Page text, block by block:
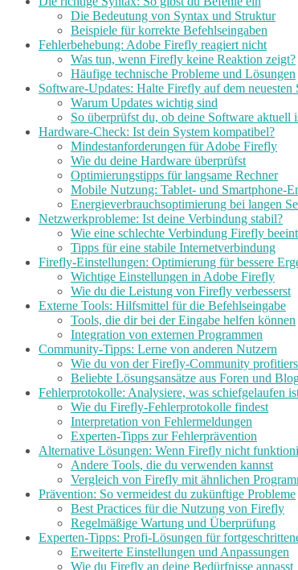
Die Bedeutung von Syntax und Struktur
Beispiele für korrekte Befehlseingaben
Fehlerbehebung: Adobe Firefly reagiert nicht
Was tun, wenn Firefly keine Reaktion zeigt?
Häufige technische Probleme und Lösungen
Software-Updates: Halte Firefly auf dem neuesten
Warum Updates wichtig sind
So überprüfst du, ob deine Software aktuell
Hardware-Check: Ist dein System kompatibel?
Mindestanforderungen für Adobe Firefly
Wie du deine Hardware überprüfst
Optimierungstipps für langsame Rechner
Mobile Nutzung: Tablet- und Smartphone-
Energieverbrauchsoptimierung bei langen
Netzwerkprobleme: Ist deine Verbindung stabil?
Wie eine schlechte Verbindung Firefly
Tipps für eine stabile Internetverbindung
Firefly-Einstellungen: Optimierung für bessere
Wichtige Einstellungen in Adobe Firefly
Wie du die Leistung von Firefly verbesserst
Externe Tools: Hilfsmittel für die Befehlseingabe
Tools, die dir bei der Eingabe helfen können
Integration von externen Programmen
Community-Tipps: Lerne von anderen Nutzern
Wie du von der Firefly-Community
Beliebte Lösungsansätze aus Foren und
Fehlerprotokolle: Analysiere, was schiefgelaufen
Wie du Firefly-Fehlerprotokolle findest
Interpretation von Fehlermeldungen
Experten-Tipps zur Fehlerprävention
Alternative Lösungen: Wenn Firefly nicht
Andere Tools, die du verwenden kannst
Vergleich von Firefly mit ähnlichen
Prävention: So vermeidest du zukünftige Probleme
Best Practices für die Nutzung von Firefly
Regelmäßige Wartung und Überprüfung
Experten-Tipps: Profi-Lösungen für
Erweiterte Einstellungen und Anpassungen
Wie du Firefly an deine Bedürfnisse anpasst